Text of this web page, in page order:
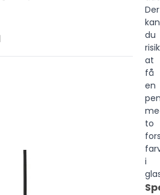
kan
du
at
få
en
to
i